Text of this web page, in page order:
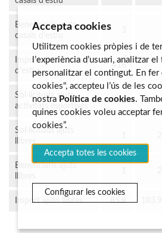
Beneficiaris ajuts
casals d'estiu
Import ajuts casals
d'estiu
416
Sol·licituds ajuts
activitats esportives
2
Sol·licituds ajuts
Beneficiaris ajuts
Import ajuts llibres 85,8
Accepta cookies
Utilitzem cookies pròpies i de
l’experiència d’usuari, analitzar
personalitzar el contingut. En fer
cookies", accepteu l’ús de les
nostra Política de cookies.
quines cookies voleu acceptar
cookies”.
Accepta totes les cookies
Configurar les cookies